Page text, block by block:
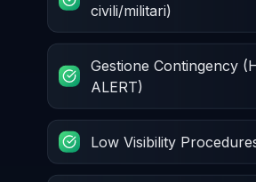
civili/militari)
Gestione Contingency
ALERT)
Low Visibility